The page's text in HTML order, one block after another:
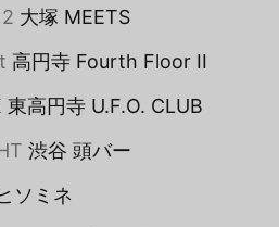
大塚 MEETS
高円寺 Fourth Floor II
東高円寺 U.F.O. CLUB
渋谷 頭バー
ソミネ